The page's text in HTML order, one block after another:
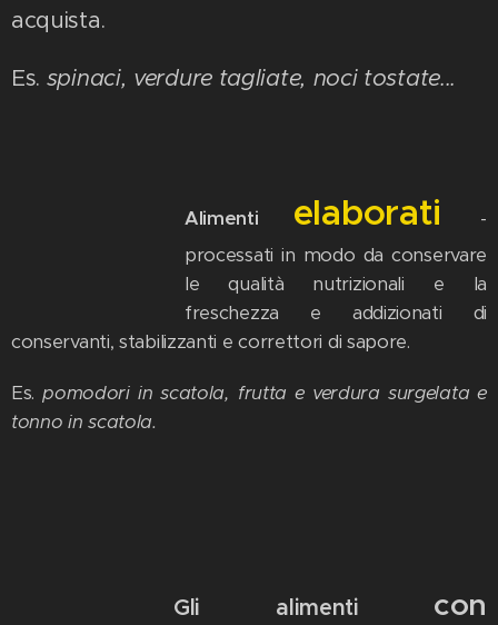
acquista.
Es. spinaci, verdure tagliate, noci tostate...
Alimenti elaborati
-
processati in modo da conservare
le qualità nutrizionali e la
freschezza e addizionati di
conservanti, stabilizzanti e correttori di sapore.
Es.pomodori in scatola, frutta e verdura surgelata e
tonno in scatola.
Gli alimenti
con